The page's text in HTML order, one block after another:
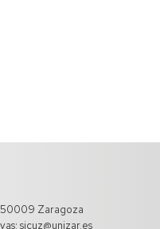
50009 Zaragoza
sicuz@unizar.es